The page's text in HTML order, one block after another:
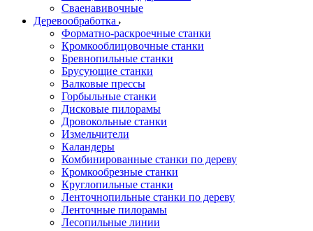
Cваенавивочные
Деревообработка
Форматно-раскроечные станки
Кромкооблицовочные станки
Бревнопильные станки
Брусующие станки
Валковые прессы
Горбыльные станки
Дисковые пилорамы
Дровокольные станки
Измельчители
Каландеры
Комбинированные станки по дереву
Кромкообрезные станки
Круглопильные станки
Ленточнопильные станки по дереву
Ленточные пилорамы
Лесопильные линии